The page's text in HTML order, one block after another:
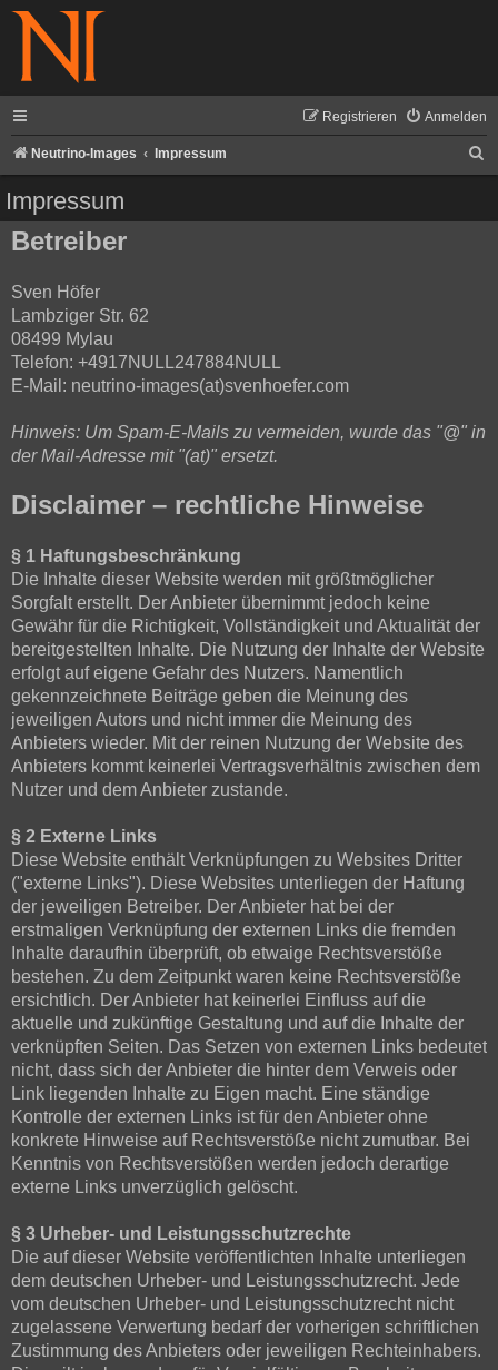
Anmelden
Registrieren
Neutrino-Images Impressum
Impressum
Betreiber
Sven Höfer
Lambziger Str. 62
08499 Mylau
Telefon: +4917NULL247884NULL
E-Mail: neutrino-images(at)svenhoefer.com
Hinweis: Um Spam-E-Mails zu vermeiden, wurde das "@" in
der Mail-Adresse mit "(at)" ersetzt.
Disclaimer – rechtliche Hinweise
§ 1 Haftungsbeschränkung
Die Inhalte dieser Website werden mit größtmöglicher
Sorgfalt erstellt. Der Anbieter übernimmt jedoch keine
Gewähr für die Richtigkeit, Vollständigkeit und Aktualität der
bereitgestellten Inhalte. Die Nutzung der Inhalte der Website
erfolgt auf eigene Gefahr des Nutzers. Namentlich
gekennzeichnete Beiträge geben die Meinung des
jeweiligen Autors und nicht immer die Meinung des
Anbieters wieder. Mit der reinen Nutzung der Website des
Anbieters kommt keinerlei Vertragsverhältnis zwischen dem
Nutzer und dem Anbieter zustande.
§ 2 Externe Links
Diese Website enthält Verknüpfungen zu Websites Dritter
("externe Links"). Diese Websites unterliegen der Haftung
der jeweiligen Betreiber. Der Anbieter hat bei der
erstmaligen Verknüpfung der externen Links die fremden
Inhalte daraufhin überprüft, ob etwaige Rechtsverstöße
bestehen. Zu dem Zeitpunkt waren keine Rechtsverstöße
ersichtlich. Der Anbieter hat keinerlei Einfluss auf die
aktuelle und zukünftige Gestaltung und auf die Inhalte der
verknüpften Seiten. Das Setzen von externen Links bedeutet
nicht, dass sich der Anbieter die hinter dem Verweis oder
Link liegenden Inhalte zu Eigen macht. Eine ständige
Kontrolle der externen Links ist für den Anbieter ohne
konkrete Hinweise auf Rechtsverstöße nicht zumutbar. Bei
Kenntnis von Rechtsverstößen werden jedoch derartige
externe Links unverzüglich gelöscht.
§ 3 Urheber- und Leistungsschutzrechte
Die auf dieser Website veröffentlichten Inhalte unterliegen
dem deutschen Urheber- und Leistungsschutzrecht. Jede
vom deutschen Urheber- und Leistungsschutzrecht nicht
zugelassene Verwertung bedarf der vorherigen schriftlichen
Zustimmung des Anbieters oder jeweiligen Rechteinhabers.